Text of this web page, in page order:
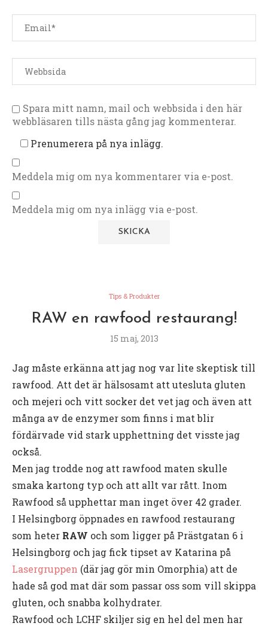
Spara mitt namn, mail och webbsida i den här
webbläsaren tills nästa gång jag kommenterar.
Prenumerera på nya inlägg.
Meddela mig om nya kommentarer via e-post.
Meddela mig om nya inlägg via e-post.
Tips & Produkter
RAW en rawfood restaurang!
15 maj, 2013
Jag måste erkänna att jag nog var lite skeptisk till
rawfood. Att det är hälsosamt att utesluta gluten
och mejeri och vitt socker det vet jag och även att
många av de enzymer som finns i mat blir
fördärvade vid stark upphettning det visste jag
också.
Men jag trodde nog att rawfood maten skulle
smaka kartong typ och att allt var rått. Inom
Rawfood så upphettar man inget över 42 grader.
I Helsingborg öppnades en rawfood restaurang
som heter RAW och som ligger på Prästgatan 6 i
Helsingborg och jag fick tipset av Katarina på
Lasergruppen (där jag gör min Omorphia) att de
hade så god mat där som passar oss som vill skippa
gluten, och snabba kolhydrater.
Rawfood och LCHF skiljer sig en hel del men har